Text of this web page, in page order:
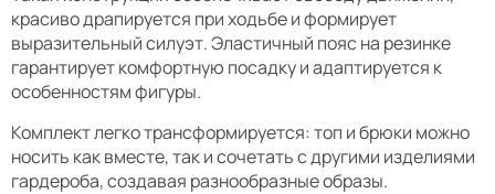
красиво драпируется при ходьбе и формирует
выразительный силуэт. Эластичный пояс на резинке
гарантирует комфортную посадку и адаптируется к
особенностям фигуры.
Комплект легко трансформируется: топ и брюки можно
носить как вместе, так и сочетать с другими изделиями
гардероба, создавая разнообразные образы.